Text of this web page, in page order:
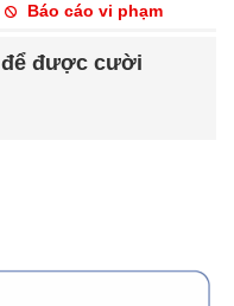
Báo cáo vi phạm
để được cười